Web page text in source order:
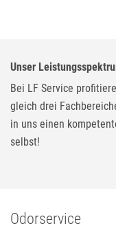
Unser
Bei LF Service
gleich drei
in uns einen
selbst!
Odorservice